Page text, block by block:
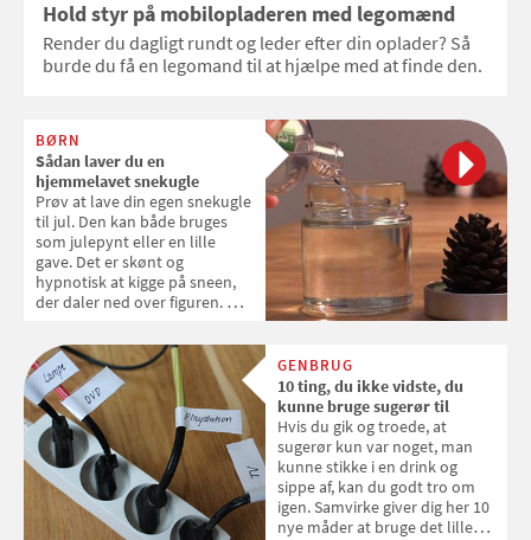
Hold styr på mobilopladeren med legomænd
Render du dagligt rundt og leder efter din oplader? Så
burde du få en legomand til at hjælpe med at finde den.
BØRN
Sådan laver du en
hjemmelavet snekugle
Prøv at lave din egen snekugle
til jul. Den kan både bruges
som julepynt eller en lille
gave. Det er skønt og
hypnotisk at kigge på sneen,
der daler ned over figuren. Du
glimmer til en snekugle i et
syltetøjsglas.
GENBRUG
10 ting, du ikke vidste, du
kunne bruge sugerør til
Hvis du gik og troede, at
sugerør kun var noget, man
kunne stikke i en drink og
sippe af, kan du godt tro om
igen. Samvirke giver dig her 10
nye måder at bruge det lille